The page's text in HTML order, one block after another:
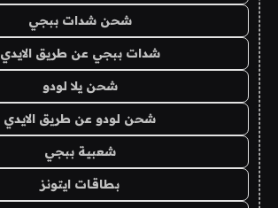
شحن شدات ببجي
شدات ببجي عن طريق الايدي
شحن يلا لودو
شحن لودو عن طريق الايدي
شعبية ببجي
بطاقات ايتونز